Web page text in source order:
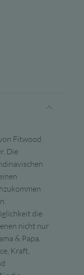
Fitwood
Die
die
nicht nur
& Papa,
Kraft,